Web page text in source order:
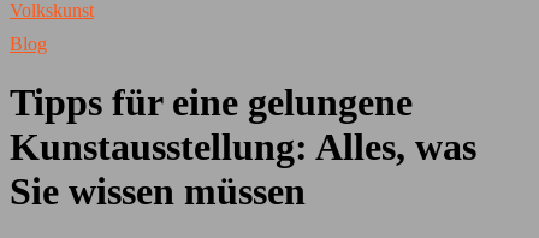
Volkskunst
Blog
Tipps für eine gelungene
Kunstausstellung: Alles, was
Sie wissen müssen